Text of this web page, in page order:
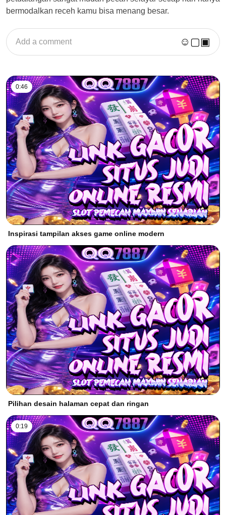
bermodalkan receh kamu bisa menang besar.
Add a comment ☺ ▢▣
0:46
Inspirasi tampilan akses game online modern
Pilihan desain halaman cepat dan ringan
0:19